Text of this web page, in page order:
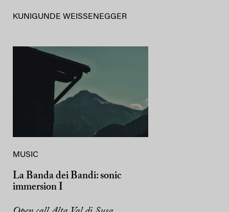
KUNIGUNDE WEISSENEGGER
MUSIC
La Banda dei Bandi: sonic
immersion I